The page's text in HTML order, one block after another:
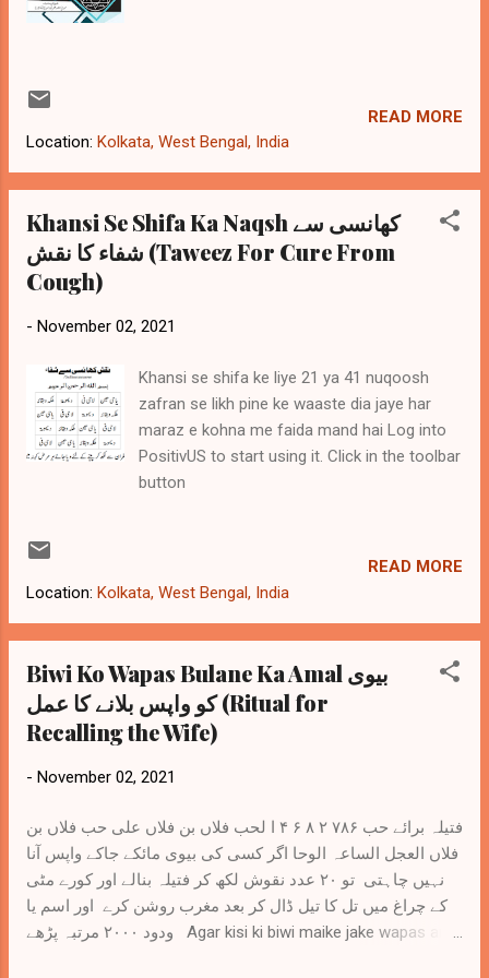
Location: Kolkata, West Bengal, India
READ MORE
Khansi Se Shifa Ka Naqsh کھانسی سے
شفاء کا نقش (Taweez For Cure From
Cough)
- November 02, 2021
Khansi se shifa ke liye 21 ya 41 nuqoosh
zafran se likh pine ke waaste dia jaye har
maraz e kohna me faida mand hai Log into
PositivUS to start using it. Click in the toolbar
button
Location: Kolkata, West Bengal, India
READ MORE
Biwi Ko Wapas Bulane Ka Amal بیوی
کو واپس بلانے کا عمل (Ritual for
Recalling the Wife)
- November 02, 2021
فتیلہ برائے حب ۷۸۶ ۲ ۸ ۶ ۴ ا لحب فلاں بن فلاں علی حب فلاں بن
فلاں العجل الساعہ الوحا اگر کسی کی بیوی مائکے جاکے واپس آنا
نہیں چاہتی تو ۲۰ عدد نقوش لکھ کر فتیلہ بنالے اور کورے مٹی
کے چراغ میں تل کا تیل ڈال کر بعد مغرب روشن کرے اور اسم یا
ودود ۲۰۰۰ مرتبہ پڑھے Agar kisi ki biwi maike jake wapas ana